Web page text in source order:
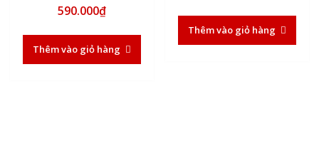
5.00
5 sao
590.000₫
Thêm vào giỏ hàng
Thêm vào giỏ hàng